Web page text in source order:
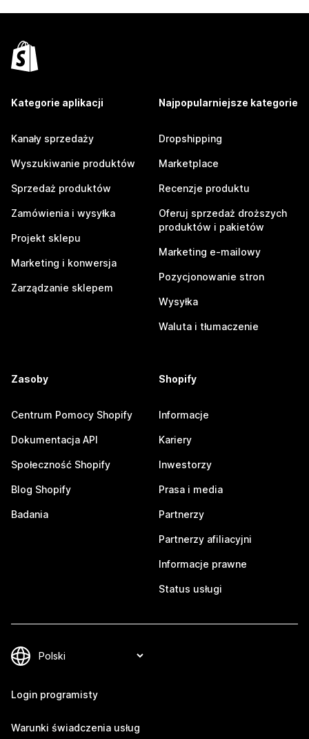
Kategorie aplikacji
Kanały sprzedaży
Wyszukiwanie produktów
Sprzedaż produktów
Zamówienia i wysyłka
Projekt sklepu
Marketing i konwersja
Zarządzanie sklepem
Najpopularniejsze kategorie
Dropshipping
Marketplace
Recenzje produktu
Oferuj sprzedaż droższych
produktów i pakietów
Marketing e-mailowy
Pozycjonowanie stron
Wysyłka
Waluta i tłumaczenie
Zasoby
Centrum Pomocy Shopify
Dokumentacja API
Społeczność Shopify
Blog Shopify
Badania
Shopify
Informacje
Kariery
Inwestorzy
Prasa i media
Partnerzy
Partnerzy afiliacyjni
Informacje prawne
Status usługi
Login programisty
Warunki świadczenia usług